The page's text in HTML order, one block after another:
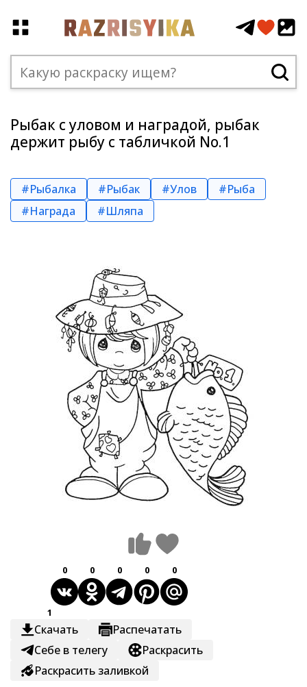
Рыбак с уловом и наградой, рыбак
держит рыбу с табличкой No.1
#Рыбалка #Рыбак #Улов
#Рыба
#Награда
#Шляпа
0 0 0 0 0
1
Скачать
Распечатать
Себе в телегу
Раскрасить
Раскрасить заливкой